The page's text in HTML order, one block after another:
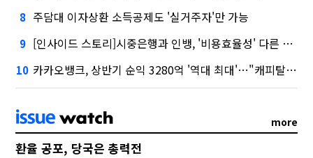
8 주담대 이자상환 소득공제도 '실거주자'만 가능
9 [인사이드 스토리]시중은행과 인뱅, '비용효율성' 다른 잣대 왜?
10 카카오뱅크, 상반기 순익 3280억 '역대 최대'…"캐피탈, 자산 1조원 이상"
more
환율 공포, 당국은 총력전